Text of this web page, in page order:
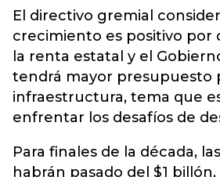
El directivo gremial
crecimiento es positivo por
la renta estatal y el
tendrá mayor presupuesto
infraestructura, tema que
enfrentar los desafíos de
Para finales de la década,
habrán pasado del $1